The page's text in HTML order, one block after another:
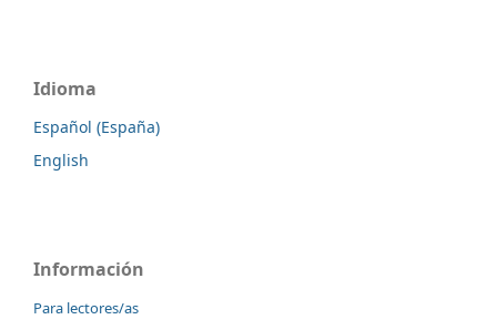
Idioma
Español (España)
English
Información
Para lectores/as